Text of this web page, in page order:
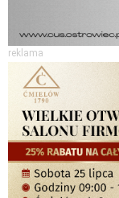
reklama